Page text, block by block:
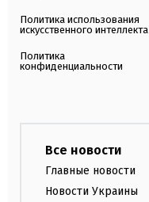
Политика использования
искусственного интеллекта
Политика
конфиденциальности
Все новости
Главные новости
Новости Украины